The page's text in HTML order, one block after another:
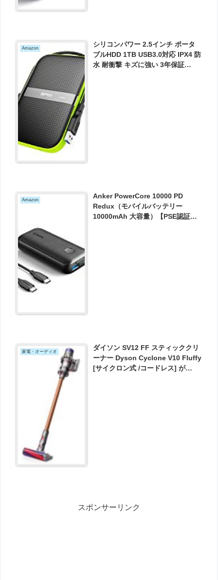
Amazon
シリコンパワー 2.5インチ ポータ
ブルHDD 1TB USB3.0対応 IPX4 防
水 耐衝撃 キズに強い 3年保証
Amazon
Anker PowerCore 10000 PD
Redux（モバイルバッテリー
10000mAh 大容量）【PSE認証済 /
家電・オーディオ
ダイソン SV12 FF スティッククリ
ーナー Dyson Cyclone V10 Fluffy
[サイクロン式 /コードレス] が
スポンサーリンク